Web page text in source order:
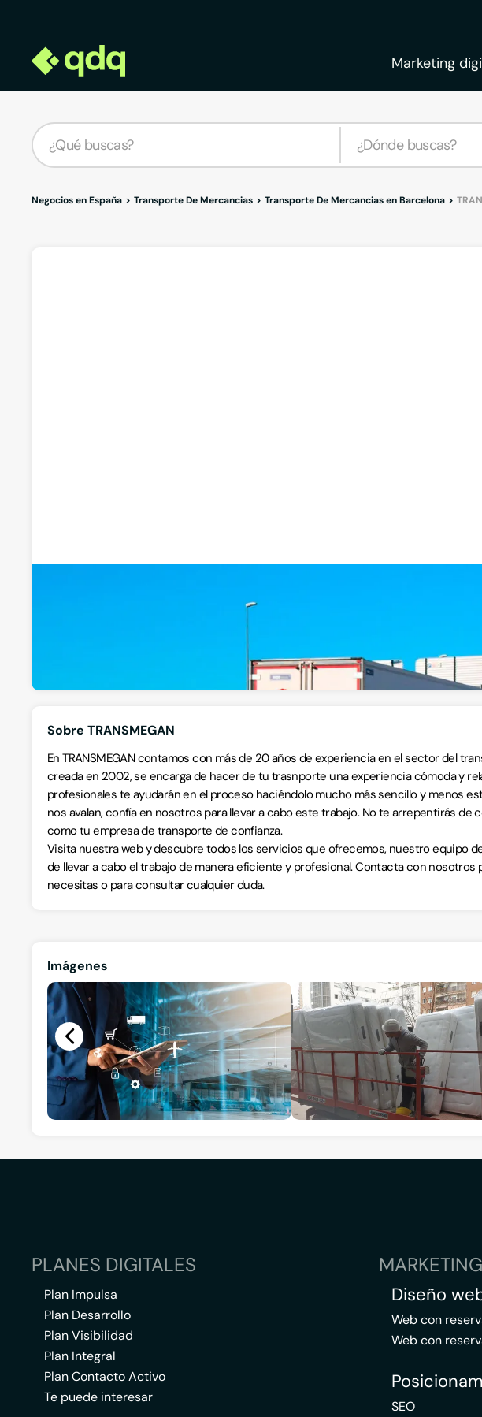
Marketing
Negocios en España Transporte De Mercancias Transporte De Mercancias en Barcelona
Calle ARCE 2 1º 3º 08940 Barcelona es , 08940, ,
Sobre TRANSMEGAN
En TRANSMEGAN contamos con más de 20 años de experiencia en el sector del
creada en 2002, se encarga de hacer de tu trasnporte una experiencia cómoda y
profesionales te ayudarán en el proceso haciéndolo mucho más sencillo y menos
nos avalan, confía en nosotros para llevar a cabo este trabajo. No te arrepentirás de
como tu empresa de transporte de confianza.
Visita nuestra web y descubre todos los servicios que ofrecemos, nuestro equipo
de llevar a cabo el trabajo de manera eficiente y profesional. Contacta con nosotros
necesitas o para consultar cualquier duda.
Imágenes
PLANES DIGITALES
Plan Impulsa
Plan Desarrollo
Plan Visibilidad
Plan Integral
Plan Contacto Activo
Te puede interesar
Diseño
Web con
Web con
SEO